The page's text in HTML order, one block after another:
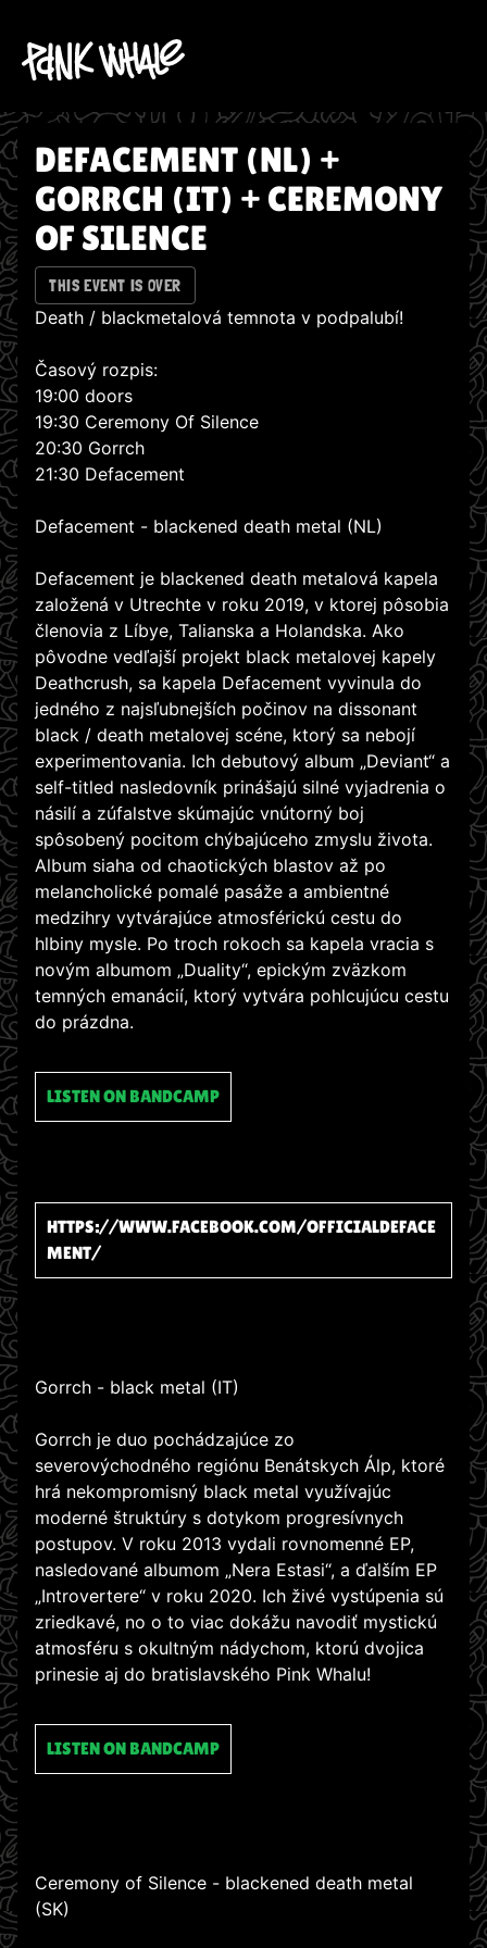
DEFACEMENT (NL) +
GORRCH (IT) + CEREMONY
OF SILENCE
THIS EVENT IS OVER
Death / blackmetalová temnota v podpalubí!
Časový rozpis:
19:00 doors
19:30 Ceremony Of Silence
20:30 Gorrch
21:30 Defacement
Defacement - blackened death metal (NL)
Defacement je blackened death metalová kapela
založená v Utrechte v roku 2019, v ktorej pôsobia
členovia z Líbye, Talianska a Holandska. Ako
pôvodne vedľajší projekt black metalovej kapely
Deathcrush, sa kapela Defacement vyvinula do
jedného z najsľubnejších počinov na dissonant
black / death metalovej scéne, ktorý sa nebojí
experimentovania. Ich debutový album „Deviant“ a
self-titled nasledovník prinášajú silné vyjadrenia o
násilí a zúfalstve skúmajúc vnútorný boj
spôsobený pocitom chýbajúceho zmyslu života.
Album siaha od chaotických blastov až po
melancholické pomalé pasáže a ambientné
medzihry vytvárajúce atmosférickú cestu do
hlbiny mysle. Po troch rokoch sa kapela vracia s
novým albumom „Duality“, epickým zväzkom
temných emanácií, ktorý vytvára pohlcujúcu cestu
do prázdna.
LISTEN ON BANDCAMP
HTTPS://WWW.FACEBOOK.COM/OFFICIALDEFACE
MENT/
Gorrch - black metal (IT)
Gorrch je duo pochádzajúce zo
severovýchodného regiónu Benátskych Álp, ktoré
hrá nekompromisný black metal využívajúc
moderné štruktúry s dotykom progresívnych
postupov. V roku 2013 vydali rovnomenné EP,
nasledované albumom „Nera Estasi“, a ďalším EP
„Introvertere“ v roku 2020. Ich živé vystúpenia sú
zriedkavé, no o to viac dokážu navodiť mystickú
atmosféru s okultným nádychom, ktorú dvojica
prinesie aj do bratislavského Pink Whalu!
LISTEN ON BANDCAMP
Ceremony of Silence - blackened death metal
(SK)